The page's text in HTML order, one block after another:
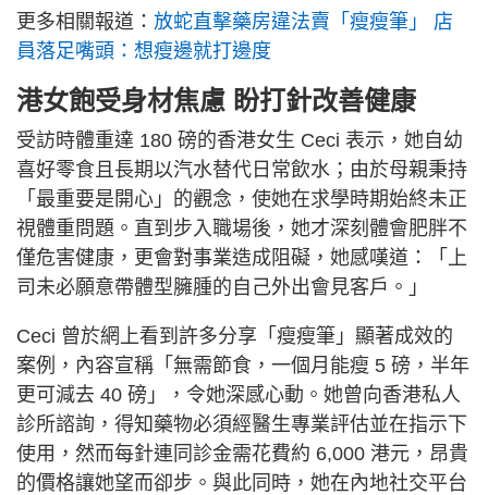
更多相關報道： 放蛇直擊藥房違法賣「瘦瘦筆」 店
員落足嘴頭：想瘦邊就打邊度
港女飽受身材焦慮 盼打針改善健康
受訪時體重達 180 磅的香港女生 Ceci 表示，她自幼
喜好零食且長期以汽水替代日常飲水；由於母親秉持
「最重要是開心」的觀念，使她在求學時期始終未正
視體重問題。直到步入職場後，她才深刻體會肥胖不
僅危害健康，更會對事業造成阻礙，她感嘆道：「上
司未必願意帶體型臃腫的自己外出會見客戶。」
Ceci 曾於網上看到許多分享「瘦瘦筆」顯著成效的
案例，內容宣稱「無需節食，一個月能瘦 5 磅，半年
更可減去 40 磅」，令她深感心動。她曾向香港私人
診所諮詢，得知藥物必須經醫生專業評估並在指示下
使用，然而每針連同診金需花費約 6,000 港元，昂貴
的價格讓她望而卻步。與此同時，她在內地社交平台